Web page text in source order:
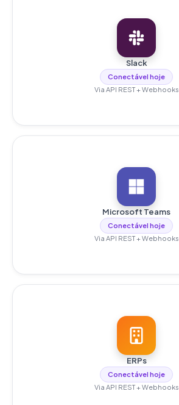
Slack
Conectável hoje
Via API REST + Webhooks
Microsoft Teams
Conectável hoje
Via API REST + Webhooks
ERPs
Conectável hoje
Via API REST + Webhooks